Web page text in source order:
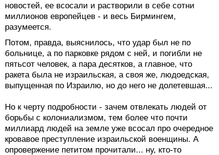
новостей, ее всосали и растворили в себе сотни
миллионов европейцев - и весь Бирмингем,
разумеется.
Потом, правда, выяснилось, что удар был не по
больнице, а по парковке рядом с ней, и погибли не
пятьсот человек, а пара десятков, а главное, что
ракета была не израильская, а своя же, людоедская,
выпущенная по Израилю, но до него не долетевшая...
Но к черту подробности - зачем отвлекать людей от
борьбы с колониализмом, тем более что почти
миллиард людей на земле уже всосал про очередное
кровавое преступление израильской военщины. А
опровержение петитом прочитали... ну, кто-то